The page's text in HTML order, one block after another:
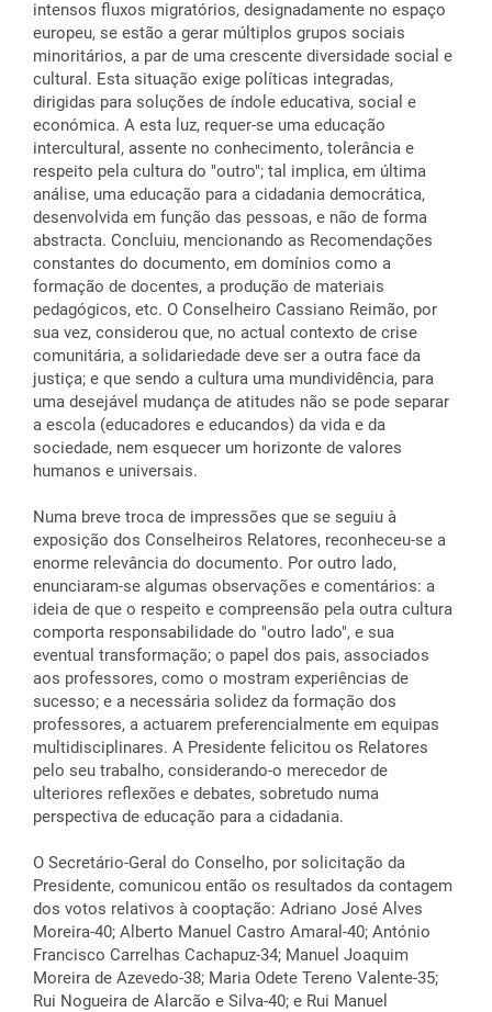
intensos fluxos migratórios, designadamente no espaço
europeu, se estão a gerar múltiplos grupos sociais
minoritários, a par de uma crescente diversidade social e
cultural. Esta situação exige políticas integradas,
dirigidas para soluções de índole educativa, social e
económica. A esta luz, requer-se uma educação
intercultural, assente no conhecimento, tolerância e
respeito pela cultura do "outro"; tal implica, em última
análise, uma educação para a cidadania democrática,
desenvolvida em função das pessoas, e não de forma
abstracta. Concluiu, mencionando as Recomendações
constantes do documento, em domínios como a
formação de docentes, a produção de materiais
pedagógicos, etc. O Conselheiro Cassiano Reimão, por
sua vez, considerou que, no actual contexto de crise
comunitária, a solidariedade deve ser a outra face da
justiça; e que sendo a cultura uma mundividência, para
uma desejável mudança de atitudes não se pode separar
a escola (educadores e educandos) da vida e da
sociedade, nem esquecer um horizonte de valores
humanos e universais.
Numa breve troca de impressões que se seguiu à
exposição dos Conselheiros Relatores, reconheceu-se a
enorme relevância do documento. Por outro lado,
enunciaram-se algumas observações e comentários: a
ideia de que o respeito e compreensão pela outra cultura
comporta responsabilidade do "outro lado", e sua
eventual transformação; o papel dos pais, associados
aos professores, como o mostram experiências de
sucesso; e a necessária solidez da formação dos
professores, a actuarem preferencialmente em equipas
multidisciplinares. A Presidente felicitou os Relatores
pelo seu trabalho, considerando-o merecedor de
ulteriores reflexões e debates, sobretudo numa
perspectiva de educação para a cidadania.
O Secretário-Geral do Conselho, por solicitação da
Presidente, comunicou então os resultados da contagem
dos votos relativos à cooptação: Adriano José Alves
Moreira-40; Alberto Manuel Castro Amaral-40; António
Francisco Carrelhas Cachapuz-34; Manuel Joaquim
Moreira de Azevedo-38; Maria Odete Tereno Valente-35;
Rui Nogueira de Alarcão e Silva-40; e Rui Manuel